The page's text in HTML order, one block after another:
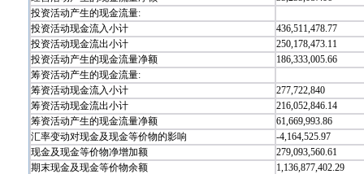
投资活动产生的现金流量:
投资活动现金流入小计
436,511,478.77
投资活动现金流出小计
250,178,473.11
投资活动产生的现金流量净额
186,333,005.66
筹资活动产生的现金流量:
筹资活动现金流入小计
277,722,840
筹资活动现金流出小计
216,052,846.14
筹资活动产生的现金流量净额
61,669,993.86
汇率变动对现金及现金等价物的影响
-4,164,525.97
现金及现金等价物净增加额
279,093,560.61
期末现金及现金等价物余额
1,136,877,402.29